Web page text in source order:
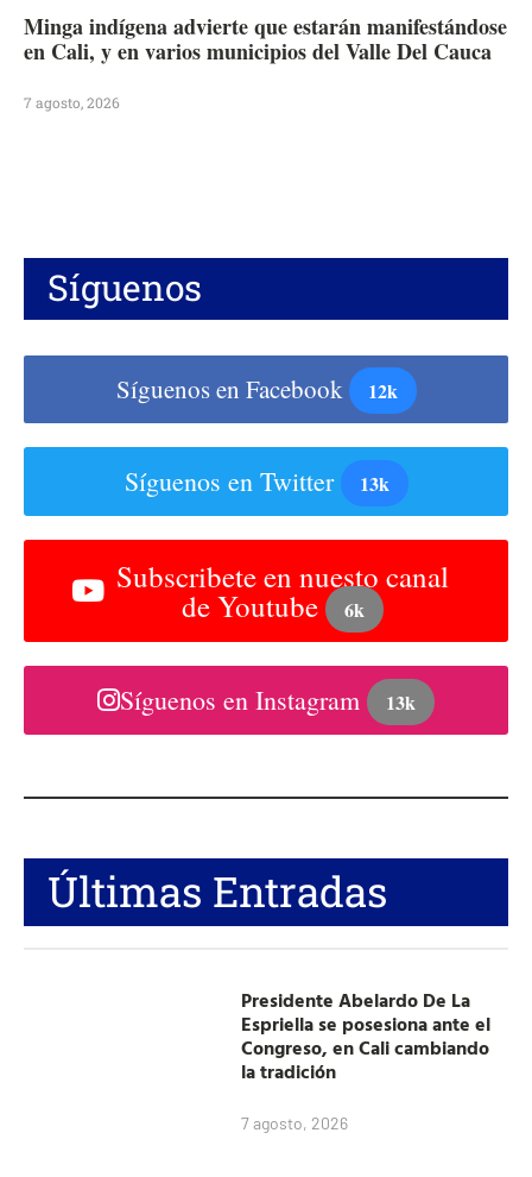
Minga indígena advierte que estarán manifestándose
en Cali, y en varios municipios del Valle Del Cauca
7 agosto, 2026
Síguenos
Síguenos en Facebook 12k
Síguenos en Twitter 13k
Subscribete en nuesto canal
de Youtube 6k
Síguenos en Instagram 13k
Últimas Entradas
Presidente Abelardo De La
Espriella se posesiona ante el
Congreso, en Cali cambiando
la tradición
7 agosto, 2026